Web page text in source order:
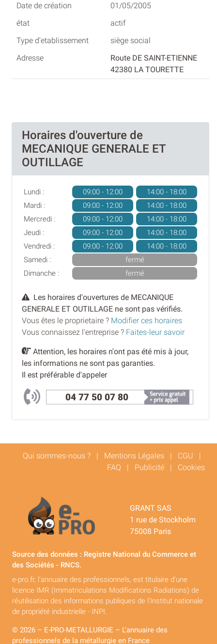
01/05/2005
actif
siège social
Route DE SAINT-ETIENNE
42380 LA TOURETTE
Horaires d'ouverture de
MECANIQUE GENERALE ET
OUTILLAGE
Lundi : 09:00 - 12:00
14:00 - 18:00
Mardi :
09:00 - 12:00
14:00 - 18:00
Mercredi :
09:00 - 12:00
14:00 - 18:00
Jeudi :
09:00 - 12:00
14:00 - 18:00
Vendredi :
09:00 - 12:00
14:00 - 18:00
Samedi :
fermé
Dimanche :
fermé
Les horaires d'ouvertures de MECANIQUE
GENERALE ET OUTILLAGE ne sont pas vérifiés.
Vous êtes le proprietaire ? Modifier ces horaires
Vous connaissez l'entreprise ? Faites-leur savoir
Attention, les horaires n'ont pas été mis à jour,
les informations ne sont pas garanties.
Il est préférable d'appeler
04 77 50 07 80
Qui sommes-nous ? | Mentions Légales | CGU |
FAQ | Publicité | Cookies
GRANT SAS
1 rue de Stockholm
75008 Paris
Source des données : Registre National du Commerce et
des Sociétés - RNCS.
e-pro.fr, l'annuaire des professionnels, est titulaire d'une
licence IMR (Immatriculations Modifications Radiations) de
réutilisation des informations publiques de l'Institut nationale
de propriété industrielle - INPI.
© 2026 – E-PRO-METALLURGIE – L'annuaire des
professionnels de la métallurgie en France